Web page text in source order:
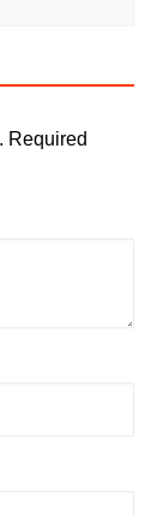
Required